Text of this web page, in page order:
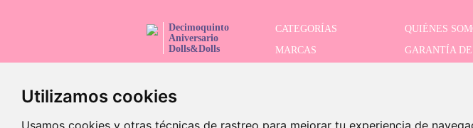
Utilizamos cookies
Usamos cookies y otras técnicas de rastreo para mejorar tu experiencia de
Decimoquinto
Aniversario
Dolls&Dolls
CATEGORÍAS
QUIÉNES
MARCAS
GARANTÍA